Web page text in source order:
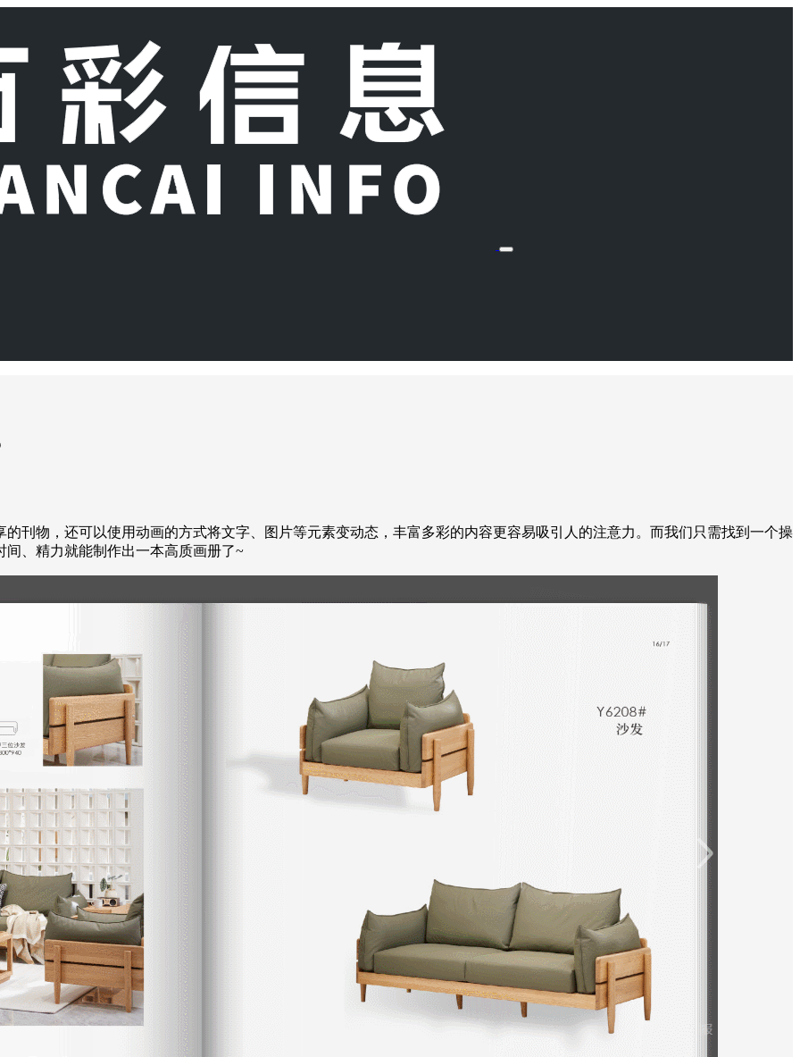
刊物，还可以使用动画的方式将文字、图片等元素变动态，丰富多彩的内容更容易吸引人的注意力。而我们只需找到一个操
间、精力就能制作出一本高质画册了~